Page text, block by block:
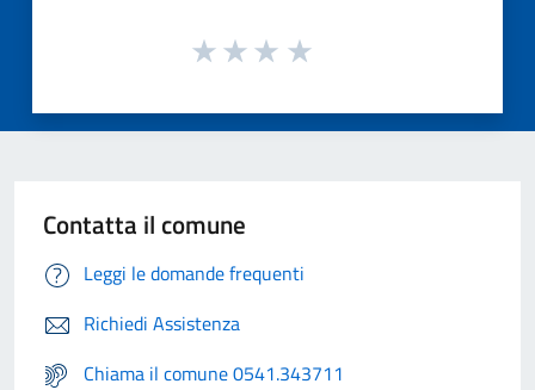
Contatta il comune
Leggi le domande frequenti
Richiedi Assistenza
Chiama il comune 0541.343711